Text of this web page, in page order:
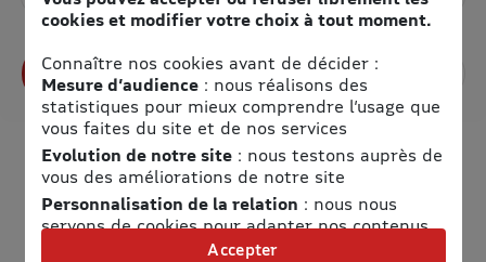
Profitez de l’offre
cookies et modifier votre choix à tout moment.
Connaître nos cookies avant de décider :
Mesure d’audience: nous réalisons des
statistiques pour mieux comprendre l’usage que
vous faites du site et de nos services
Evolution de notre site: nous testons auprès de
vous des améliorations de notre site
Personnalisation de la relation : nous nous
servons de cookies pour adapter nos contenus
et personnaliser nos offres
Accepter